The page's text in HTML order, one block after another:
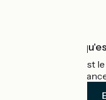
Accueil Vélo
Accueil Vélo c'est
cyclistes en